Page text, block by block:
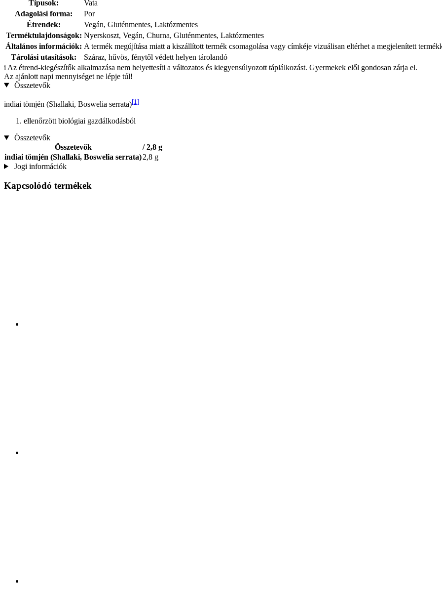
Típusok:
Vata
Adagolási forma:
Por
Étrendek:
Vegán, Gluténmentes, Laktózmentes
Terméktulajdonságok: Nyerskoszt, Vegán, Churna, Gluténmentes, Laktózmentes
Általános információk: A termék megújítása miatt a kiszállított termék csomagolása vagy címkéje vizuálisan eltérhet a megjelenített
Tárolási utasítások:
Száraz, hűvös, fénytől védett helyen tárolandó
i Az étrend-kiegészítők alkalmazása nem helyettesíti a változatos és kiegyensúlyozott táplálkozást. Gyermekek elől gondosan zárja el.
Az ajánlott napi mennyiséget ne lépje túl!
Összetevők
indiai tömjén (Shallaki, Boswelia serrata)[1]
ellenőrzött biológiai gazdálkodásból
Összetevők
Összetevők
/ 2,8 g
indiai tömjén (Shallaki, Boswelia serrata)2,8 g
Jogi információk
Kapcsolódó termékek